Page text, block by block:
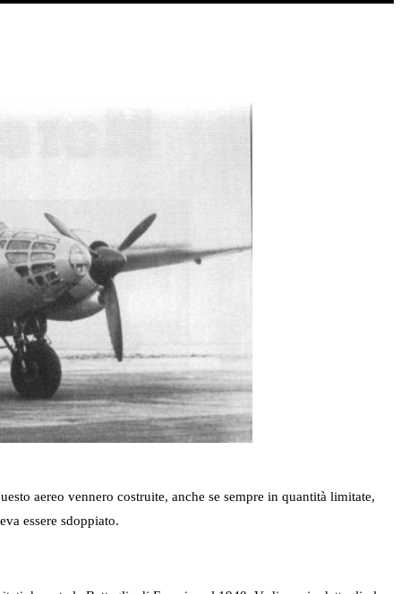
aereo vennero costruite, anche se sempre in quantità limitate,
essere sdoppiato.